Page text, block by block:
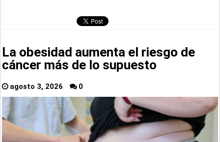
La obesidad aumenta el riesgo de
cáncer más de lo supuesto
agosto 3, 2026 0